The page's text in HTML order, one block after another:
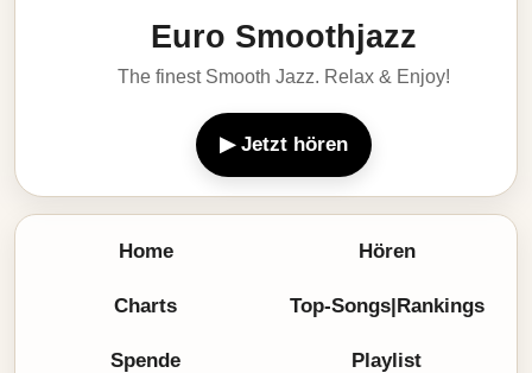
Euro Smoothjazz
The finest Smooth Jazz. Relax & Enjoy!
▶ Jetzt hören
Home Hören
Charts Top-Songs|Rankings
Spende Playlist